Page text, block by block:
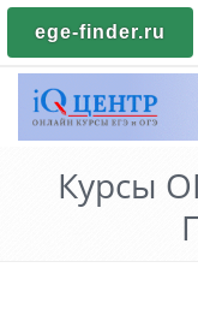
ege-finder.ru
Курсы